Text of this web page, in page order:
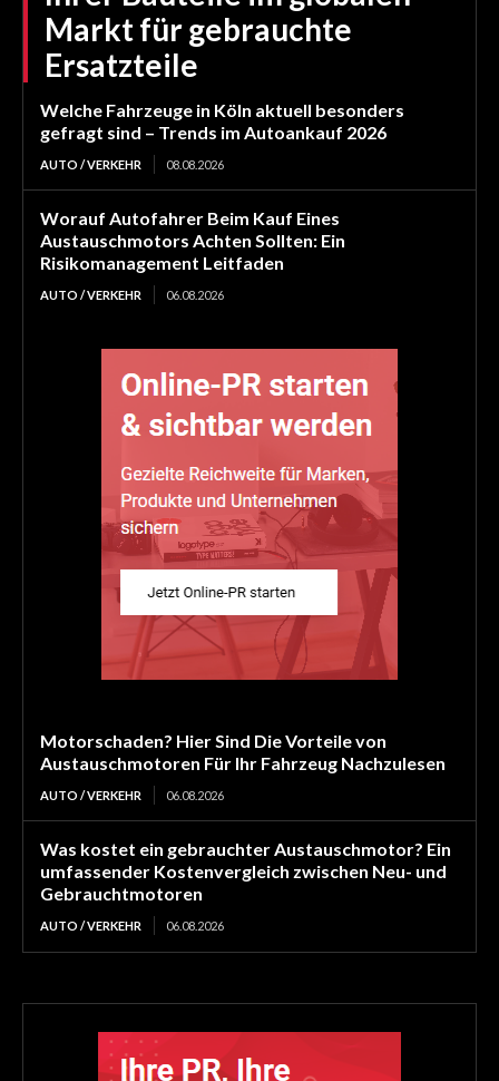
Markt für gebrauchte
Ersatzteile
Welche Fahrzeuge in Köln aktuell besonders
gefragt sind – Trends im Autoankauf 2026
AUTO / VERKEHR 08.08.2026
Worauf Autofahrer Beim Kauf Eines
Austauschmotors Achten Sollten: Ein
Risikomanagement Leitfaden
AUTO / VERKEHR 06.08.2026
Motorschaden? Hier Sind Die Vorteile von
Austauschmotoren Für Ihr Fahrzeug Nachzulesen
AUTO / VERKEHR 06.08.2026
Was kostet ein gebrauchter Austauschmotor? Ein
umfassender Kostenvergleich zwischen Neu- und
Gebrauchtmotoren
AUTO / VERKEHR 06.08.2026